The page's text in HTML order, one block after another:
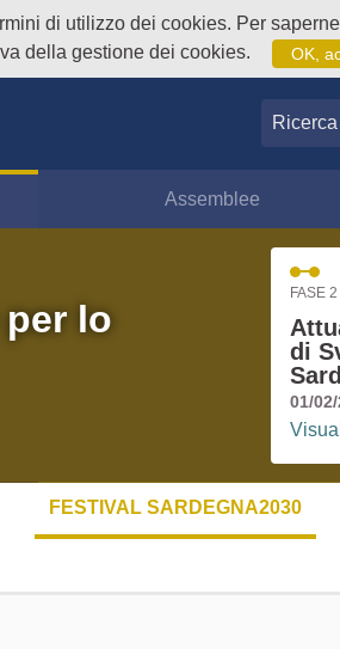
di utilizzo dei cookies. Per
della gestione dei cookies.
OK,
Ricerca
Assemblee
lo
FASE
di
01/
FESTIVAL SARDEGNA2030